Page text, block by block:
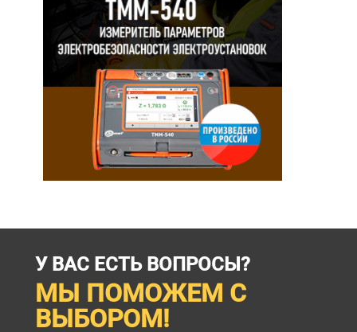
У ВАС ЕСТЬ ВОПРОСЫ?
МЫ ПОМОЖЕМ С
ВЫБОРОМ!